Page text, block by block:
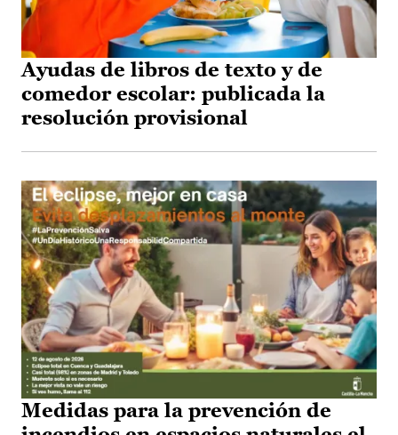
Ayudas de libros de texto y de
comedor escolar: publicada la
resolución provisional
Medidas para la prevención de